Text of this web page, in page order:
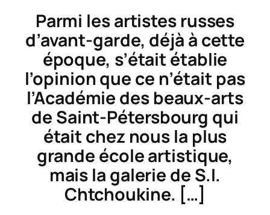
Parmi les artistes russes
d’avant-garde, déjà à cette
époque, s’était établie
l’opinion que ce n’était pas
l’Académie des beaux-arts
de Saint-Pétersbourg qui
était chez nous la plus
grande école artistique,
mais la galerie de S.I.
Chtchoukine. […]